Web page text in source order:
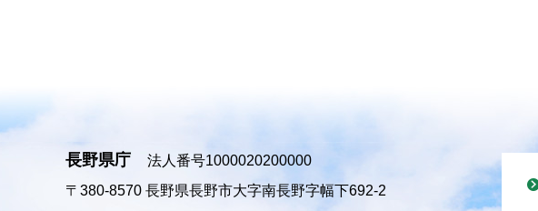
長野県庁
法人番号1000020200000
〒380-8570 長野県長野市大字南長野字幅下692-2